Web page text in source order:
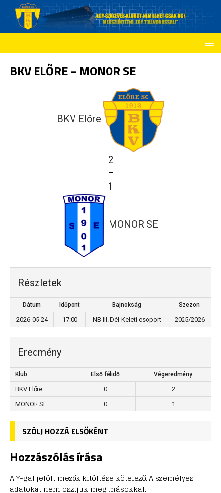
BKV ELŐRE – MONOR SE
BKV Előre
2
—
1
MONOR SE
Részletek
Dátum Időpont Bajnokság Szezon
2026-05-24 17:00 NB III. Dél-Keleti csoport 2025/2026
Eredmény
Klub Első félidő Végeredmény
BKV Előre 0
2
MONOR SE
0 1
SZÓLJ HOZZÁ ELSŐKÉNT
Hozzászólás írása
A *-gal jelölt mezők kitöltése kötelező. A személyes
adatokat nem osztjuk meg másokkal.